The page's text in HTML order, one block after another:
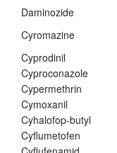
Daminozide
Cyromazine
Cyprodinil
Cyproconazole
Cypermethrin
Cymoxanil
Cyhalofop-butyl
Cyflumetofen